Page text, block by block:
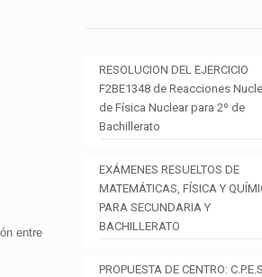
entre
RESOLUCION DEL EJERCICIO
F2BE1348 de Reacciones
de Física Nuclear para 2º de
Bachillerato
EXÁMENES RESUELTOS DE
MATEMÁTICAS, FÍSICA Y
PARA SECUNDARIA Y
BACHILLERATO
PROPUESTA DE CENTRO: